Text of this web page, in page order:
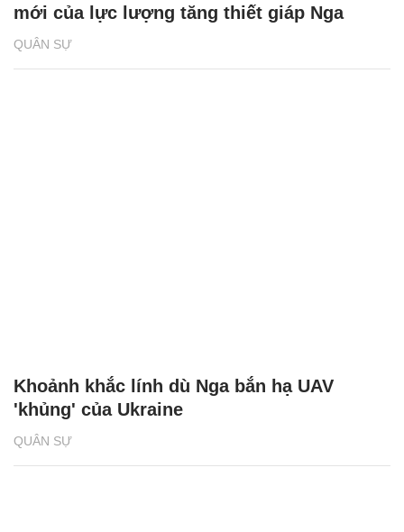
QUÂN SỰ
mới của lực lượng tăng thiết giáp Nga
QUÂN SỰ
Khoảnh khắc lính dù Nga bắn hạ UAV
'khủng' của Ukraine